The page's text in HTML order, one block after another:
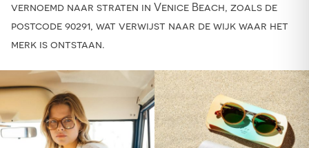
vernoemd naar straten in Venice Beach, zoals de
postcode 90291, wat verwijst naar de wijk waar het
merk is ontstaan.